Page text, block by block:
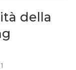
della